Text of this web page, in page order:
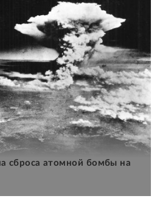
сброса атомной бомбы на